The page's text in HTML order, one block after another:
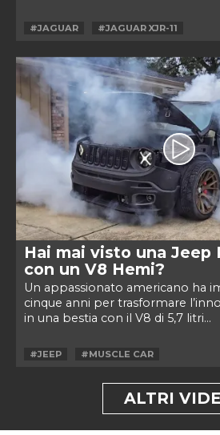
#JAGUAR #JAGUAR XJR-11
Hai mai visto una Jeep
con un V8 Hemi?
Un appassionato americano ha
cinque anni per trasformare
in una bestia con il V8 di 5,7 litri...
#JEEP #MUSCLE CAR
ALTRI